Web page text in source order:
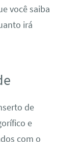
você saiba
irá
de
e
com o